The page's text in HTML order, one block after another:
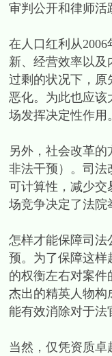
审判公开和律师活
在人口红利从
新、经营效率以及
过剩的状况下，原
恶化。为此也应该
场发挥决定性作用。
另外，社会改革
非法干预）。司法
可计算性，减少交
场竞争决定了法院
怎样才能保障司法
预。为了保障这样
的权衡左右对案
杰出的精英人物构
能有效消除对于法
当然，仅凭资质